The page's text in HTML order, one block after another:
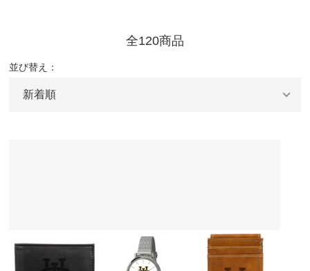
全120商品
並び替え：